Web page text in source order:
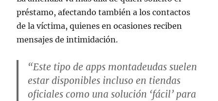
préstamo, afectando también a los contactos
de la víctima, quienes en ocasiones reciben
mensajes de intimidación.
“Este tipo de apps montadeudas suelen
estar disponibles incluso en tiendas
oficiales como una solución ‘fácil’ para